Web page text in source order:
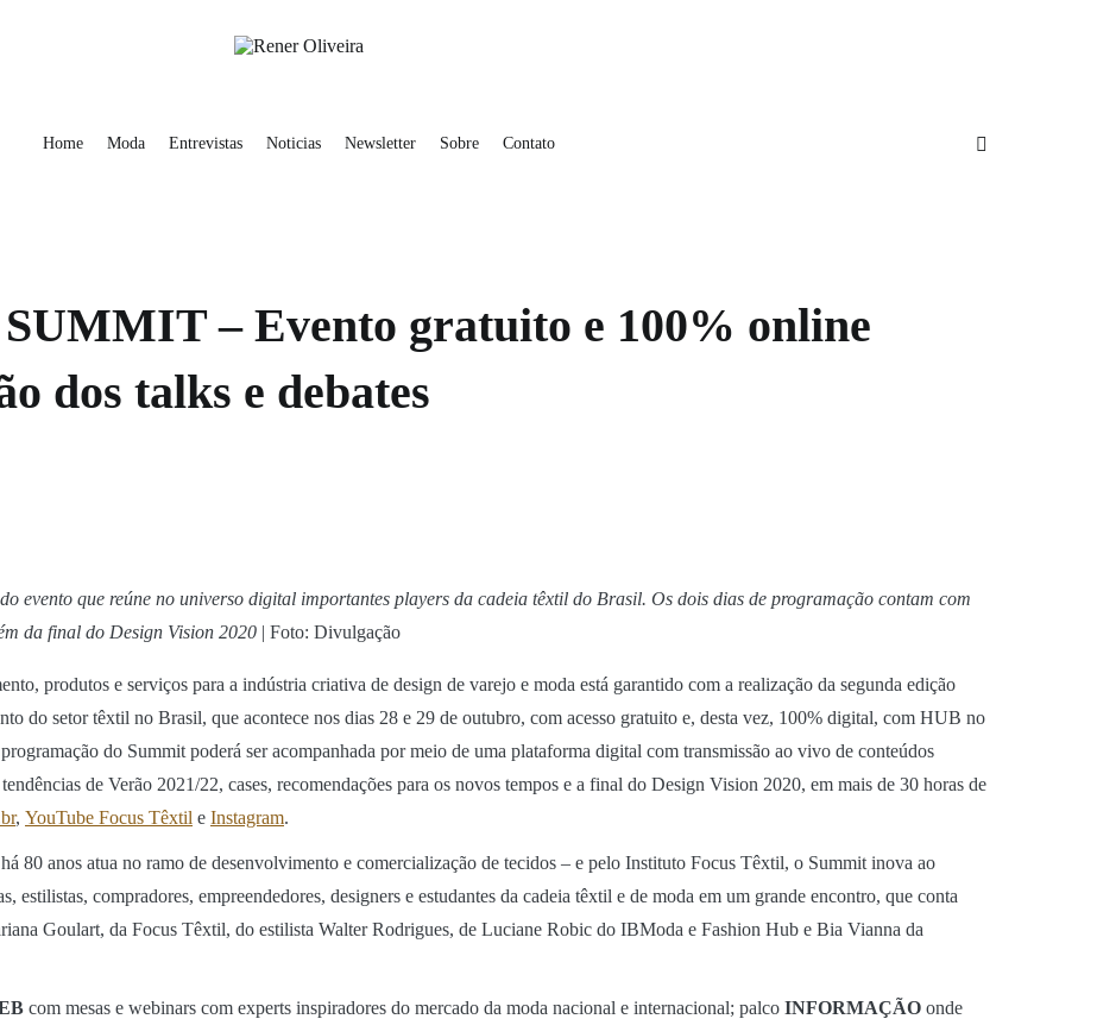
Home Moda Entrevistas Noticias Newsletter Sobre Contato
– Evento gratuito e 100% online
dos talks e debates
evento que reúne no universo digital importantes players da cadeia têxtil do Brasil. Os dois dias de programação contam com
da final do Design Vision 2020 | Foto: Divulgação
produtos e serviços para a indústria criativa de design de varejo e moda está garantido com a realização da segunda edição
do setor têxtil no Brasil, que acontece nos dias 28 e 29 de outubro, com acesso gratuito e, desta vez, 100% digital, com HUB no
do Summit poderá ser acompanhada por meio de uma plataforma digital com transmissão ao vivo de conteúdos
de Verão 2021/22, cases, recomendações para os novos tempos e a final do Design Vision 2020, em mais de 30 horas de
, YouTube Focus Têxtil e Instagram.
80 anos atua no ramo de desenvolvimento e comercialização de tecidos – e pelo Instituto Focus Têxtil, o Summit inova ao
estilistas, compradores, empreendedores, designers e estudantes da cadeia têxtil e de moda em um grande encontro, que conta
Goulart, da Focus Têxtil, do estilista Walter Rodrigues, de Luciane Robic do IBModa e Fashion Hub e Bia Vianna da
com mesas e webinars com experts inspiradores do mercado da moda nacional e internacional; palco INFORMAÇÃO onde